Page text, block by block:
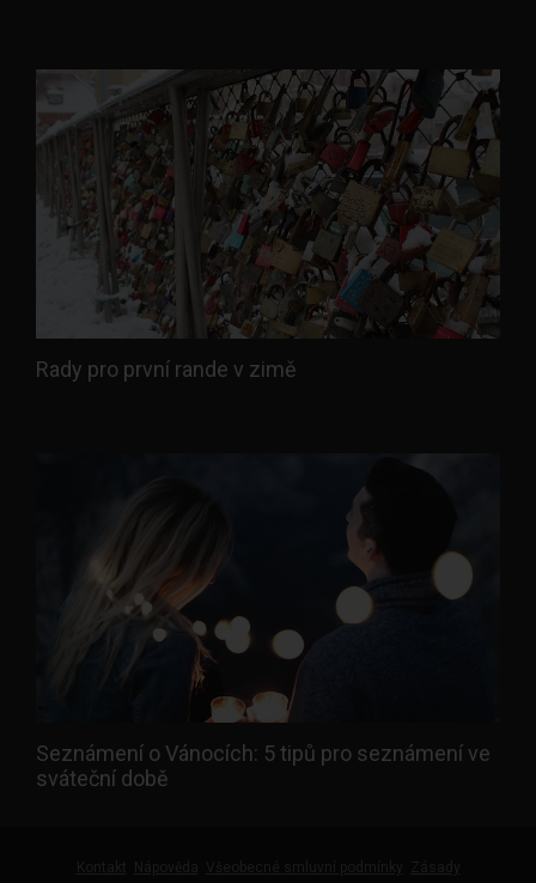
Rady pro první rande v zimě
Seznámení o Vánocích: 5 tipů pro seznámení ve
sváteční době